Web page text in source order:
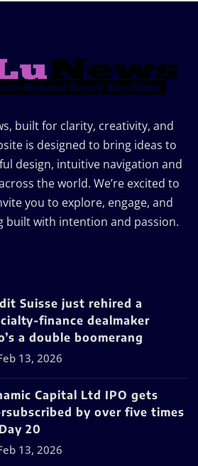
built for clarity, creativity, and
is designed to bring ideas to
design, intuitive navigation and
the world. We’re excited to
you to explore, engage, and
built with intention and passion.
Suisse just rehired a
finance dealmaker
a double boomerang
13, 2026
Capital Ltd IPO gets
by over five times
20
13, 2026